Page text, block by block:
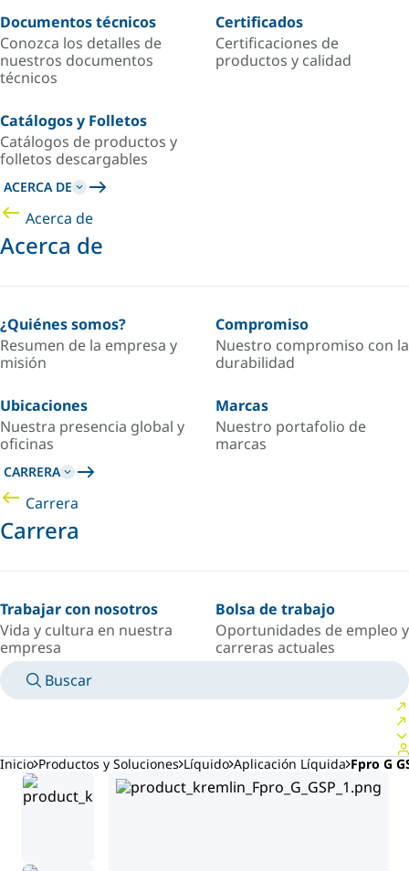
Documentos técnicos
Conozca los detalles de
nuestros documentos
técnicos
Certificados
Certificaciones de
productos y calidad
Catálogos y Folletos
Catálogos de productos y
folletos descargables
ACERCA DE
Acerca de
Acerca de
¿Quiénes somos?
Resumen de la empresa y
misión
Compromiso
Nuestro compromiso con la
durabilidad
Ubicaciones
Nuestra presencia global y
oficinas
Marcas
Nuestro portafolio de
marcas
CARRERA
Carrera
Carrera
Trabajar con nosotros
Vida y cultura en nuestra
empresa
Bolsa de trabajo
Oportunidades de empleo y
carreras actuales
Buscar
Inicio Productos y Soluciones Líquido Aplicación Líquida Fpro G